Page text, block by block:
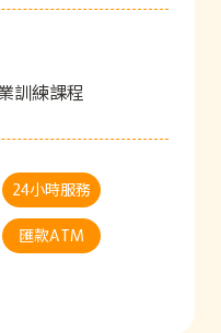
訓練課程
24小時服務
匯款ATM